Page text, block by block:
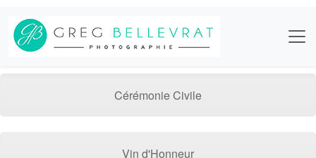
Cérémonie Civile
Vin d'Honneur